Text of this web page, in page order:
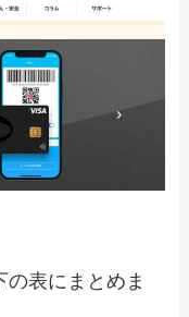
表にまとめま